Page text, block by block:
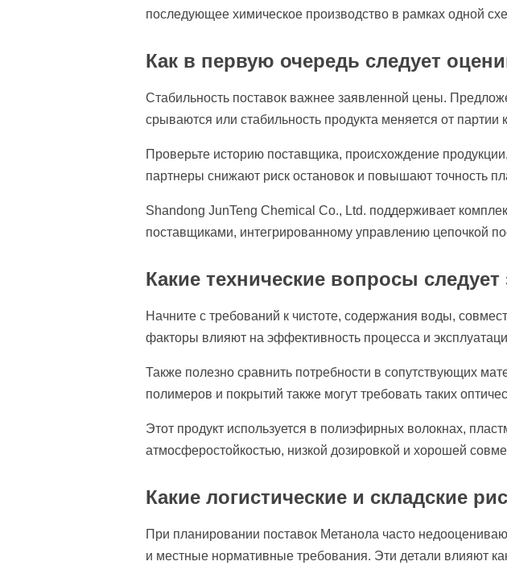
последующее химическое производство в рамках одной
Как в первую очередь следует
Стабильность поставок важнее заявленной цены.
срываются или стабильность продукта меняется от партии
Проверьте историю поставщика, происхождение
партнеры снижают риск остановок и повышают точность
Shandong JunTeng Chemical Co., Ltd. поддерживает
поставщиками, интегрированному управлению цепочкой
Какие технические вопросы
Начните с требований к чистоте, содержания воды,
факторы влияют на эффективность процесса и
Также полезно сравнить потребности в сопутствующих
полимеров и покрытий также могут требовать таких
Этот продукт используется в полиэфирных волокнах,
атмосферостойкостью, низкой дозировкой и хорошей
Какие логистические и складские
При планировании поставок Метанола часто
и местные нормативные требования. Эти детали влияют